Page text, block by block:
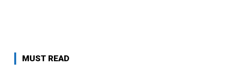
MUST READ